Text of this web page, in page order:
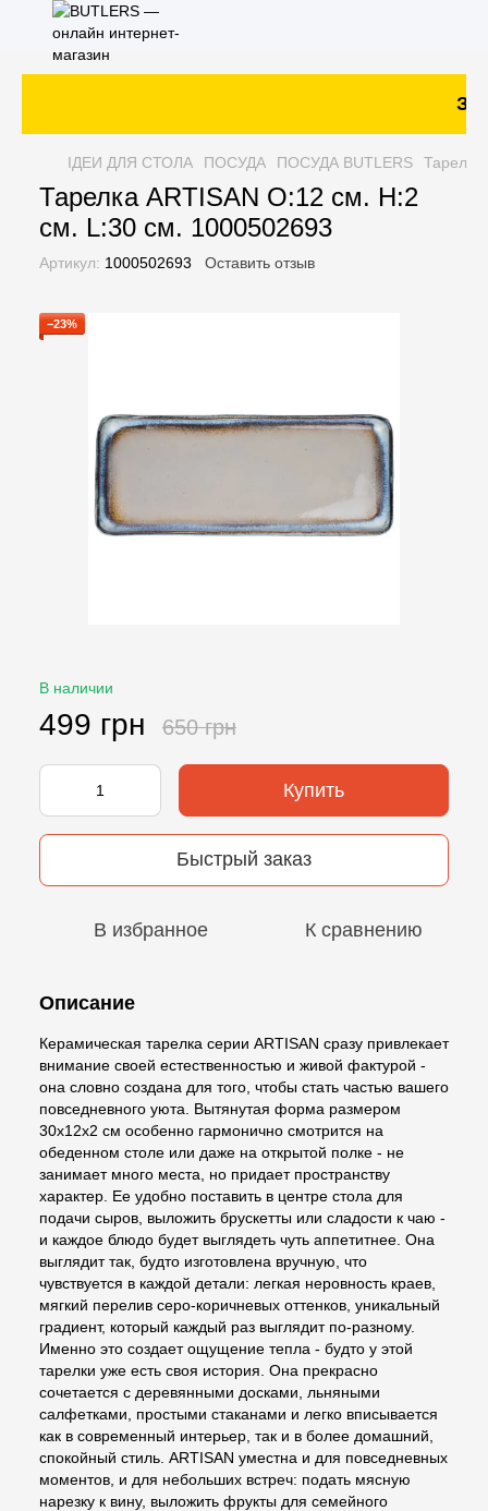
ІДЕИ ДЛЯ СТОЛА ПОСУДА ПОСУДА BUTLERS
Тарелка ARTISAN O:12 см. H:2
см. L:30 см. 1000502693
Артикул: 1000502693 Оставить отзыв
−23%
В наличии
499 грн 650 грн
Купить
Быстрый заказ
В избранное К сравнению
Описание
Керамическая тарелка серии ARTISAN сразу привлекает
внимание своей естественностью и живой фактурой -
она словно создана для того, чтобы стать частью вашего
повседневного уюта. Вытянутая форма размером
30х12х2 см особенно гармонично смотрится на
обеденном столе или даже на открытой полке - не
занимает много места, но придает пространству
характер. Ее удобно поставить в центре стола для
подачи сыров, выложить брускетты или сладости к чаю -
и каждое блюдо будет выглядеть чуть аппетитнее. Она
выглядит так, будто изготовлена вручную, что
чувствуется в каждой детали: легкая неровность краев,
мягкий перелив серо-коричневых оттенков, уникальный
градиент, который каждый раз выглядит по-разному.
Именно это создает ощущение тепла - будто у этой
тарелки уже есть своя история. Она прекрасно
сочетается с деревянными досками, льняными
салфетками, простыми стаканами и легко вписывается
как в современный интерьер, так и в более домашний,
спокойный стиль. ARTISAN уместна и для повседневных
моментов, и для небольших встреч: подать мясную
нарезку к вину, выложить фрукты для семейного